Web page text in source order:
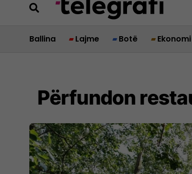
Ballina Lajme Botë Ekonomi
Përfundon